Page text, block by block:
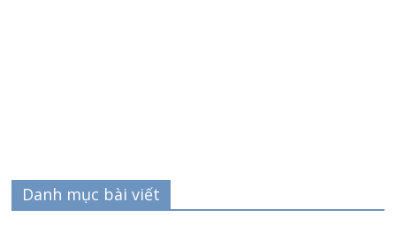
Danh mục bài viết